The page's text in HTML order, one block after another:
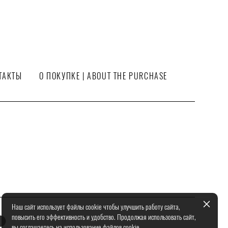
О ПОКУПКЕ | ABOUT THE PURCHASE
Наш сайт использует файлы cookie чтобы улучшить работу сайта,
повысить его эффективность и удобство. Продолжая использовать сайт,